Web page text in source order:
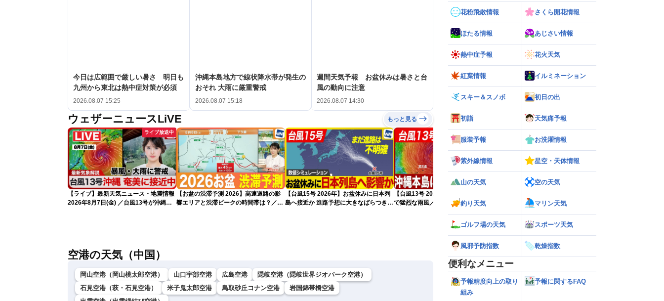
今日は広範囲で厳しい暑さ 明日も
九州から東北は熱中症対策が必須
2026.08.07 15:25
沖縄本島地方で線状降水帯が発生の
おそれ 大雨に厳重警戒
2026.08.07 15:18
週間天気予報 お盆休みは暑さと台
風の動向に注意
2026.08.07 14:30
ウェザーニュースLiVE もっと見る
ライブ放送中
【ライブ】最新天気ニュース・地震情報
2026年8月7日(金) ／台風13号が沖縄・
【お盆の渋滞予測 2026】高速道路の影
響エリアと渋滞ピークの時間帯は？／
【台風15号 2026年】お盆休みに日本列
島へ接近か 進路予想に大きなばらつき
【台風13号 2026年】沖縄本島に最接近
で猛烈な雨風／動き遅く影響長引くおそ
【台風13号 2026年】台風の目に入る直
前の猛烈な雨風 最大瞬間風速42.2m/s観
（7日11時更新）
空港の天気（中国）
岡山空港（岡山桃太郎空港） 山口宇部空港 広島空港
隠岐空港（隠岐世界ジオパーク空港）
石見空港（萩・石見空港）
米子鬼太郎空港 鳥取砂丘コナン空港
岩国錦帯橋空港
花粉飛散情報 さくら開花情報
ほたる情報 あじさい情報
熱中症予報 花火天気
紅葉情報 イルミネーション
スキー＆スノボ 初日の出
初詣 天気痛予報
服装予報 お洗濯情報
紫外線情報 星空・天体情報
山の天気 空の天気
釣り天気 マリン天気
ゴルフ場の天気 スポーツ天気
風邪予防指数 乾燥指数
便利なメニュー
予報精度向上の取り
組み
予報に関するFAQ